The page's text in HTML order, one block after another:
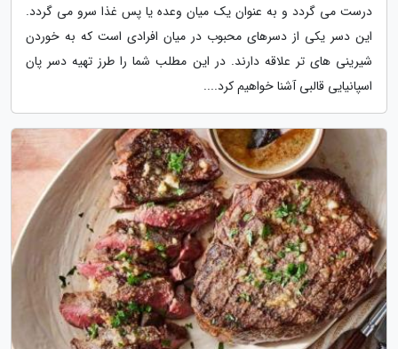
درست می گردد و به عنوان یک میان وعده یا پس غذا سرو می گردد.
این دسر یکی از دسرهای محبوب در میان افرادی است که به خوردن
شیرینی های تر علاقه دارند. در این مطلب شما را طرز تهیه دسر پان
اسپانیایی قالبی آشنا خواهیم کرد....